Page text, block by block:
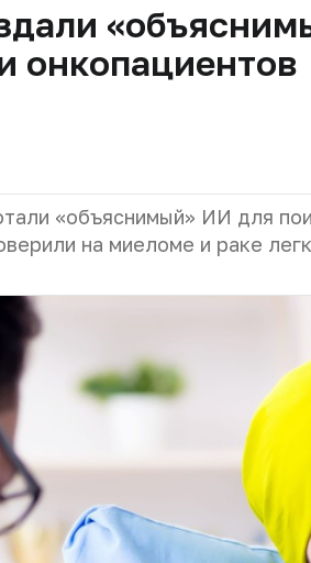
онкопациентов
«объяснимый» ИИ для
на миеломе и раке